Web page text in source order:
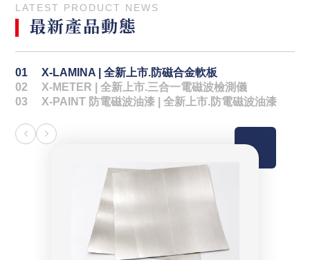
LATEST PRODUCT NEWS
最新產品動態
01 X-LAMINA | 全新上市.防磁合金軟板
02 X-METER | 全新上市.三合一電磁波檢測儀
03 X-PAINT 防電磁波油漆 | 全新上市.防電磁波油漆